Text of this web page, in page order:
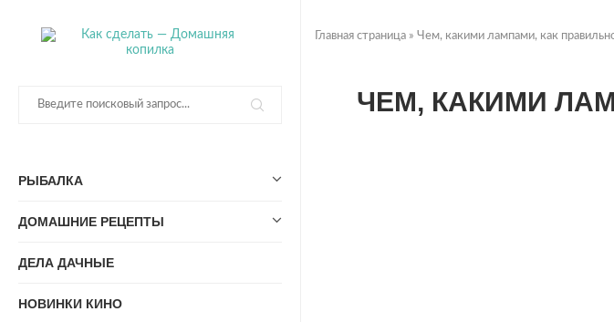
РЫБАЛКА
ДОМАШНИЕ РЕЦЕПТЫ
ДЕЛА ДАЧНЫЕ
НОВИНКИ КИНО
Главная страница » Чем, какими лампами, как
ЧЕМ, КАКИМИ